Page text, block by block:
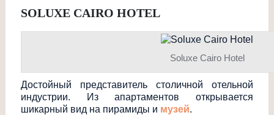
SOLUXE CAIRO HOTEL
Soluxe Cairo Hotel
Достойный представитель столичной отельной
индустрии. Из апартаментов открывается
шикарный вид на пирамиды и музей.